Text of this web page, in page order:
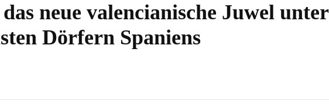
neue valencianische Juwel unter
Dörfern Spaniens